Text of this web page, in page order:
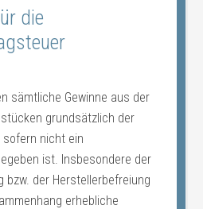
die
sämtliche Gewinne aus der
grundsätzlich der
sofern nicht ein
ist. Insbesondere der
bzw. der Herstellerbefreiung
erhebliche